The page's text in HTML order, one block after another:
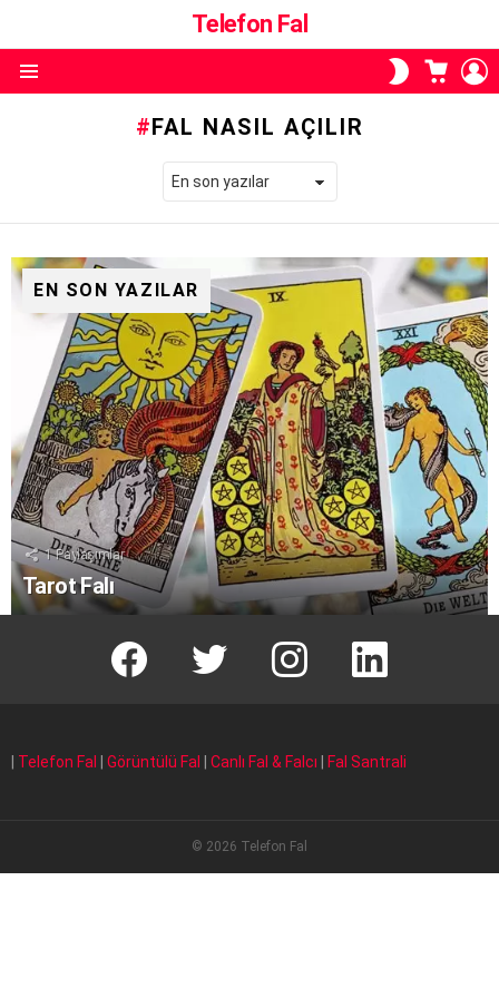
Telefon Fal
SKIN
ANAHTARI
SEPETI
FAL NASIL AÇILIR
EN SON YAZILAR
1 Paylaşımlar
Tarot Falı
facebook T instagram Linkedin Fal
Telefon Fal Görüntülü Fal Canlı Fal & Falcı Fal Santrali
© 2026 Telefon Fal